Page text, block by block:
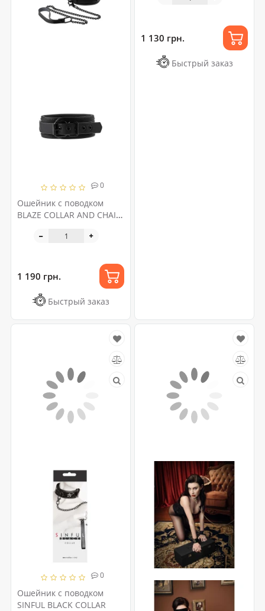
0
Ошейник с поводком
BLAZE COLLAR AND CHAIN
1 190 грн.
Быстрый заказ
1 130 грн.
Быстрый заказ
0
Ошейник с поводком
SINFUL BLACK COLLAR